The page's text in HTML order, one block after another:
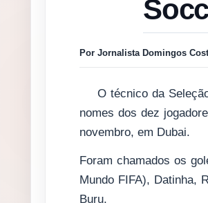
Por Jornalista Domingos
O técnico da
nomes dos dez
novembro, em Dubai.
Foram chamados os
Mundo FIFA), Datinha,
Buru.